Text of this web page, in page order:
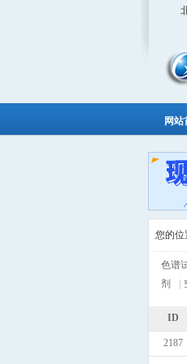
网站
您的位
色谱
剂
ID
2187